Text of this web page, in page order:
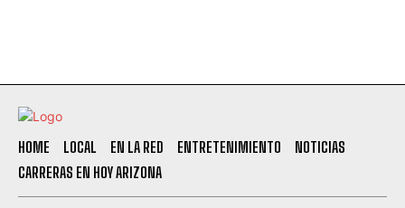
HOME LOCAL EN LA RED ENTRETENIMIENTO
NOTICIAS
CARRERAS EN HOY ARIZONA